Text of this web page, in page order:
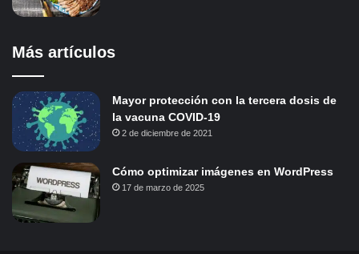
Más artículos
Mayor protección con la tercera dosis de
la vacuna COVID-19
2 de diciembre de 2021
Cómo optimizar imágenes en WordPress
17 de marzo de 2025